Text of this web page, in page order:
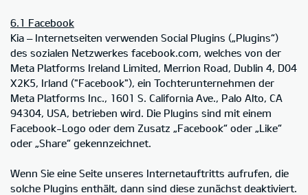
6.1 Facebook
Kia – Internetseiten verwenden Social Plugins („Plugins“)
des sozialen Netzwerkes facebook.com, welches von der
Meta Platforms Ireland Limited, Merrion Road, Dublin 4, D04
X2K5, Irland ("Facebook"), ein Tochterunternehmen der
Meta Platforms Inc., 1601 S. California Ave., Palo Alto, CA
94304, USA, betrieben wird. Die Plugins sind mit einem
Facebook-Logo oder dem Zusatz „Facebook“ oder „Like“
oder „Share“ gekennzeichnet.
Wenn Sie eine Seite unseres Internetauftritts aufrufen, die
solche Plugins enthält, dann sind diese zunächst deaktiviert.